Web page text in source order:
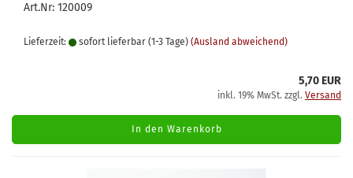
Art.Nr: 120009
Lieferzeit: sofort lieferbar (1-3 Tage) (Ausland abweichend)
5,70 EUR
inkl. 19% MwSt. zzgl. Versand
In den Warenkorb